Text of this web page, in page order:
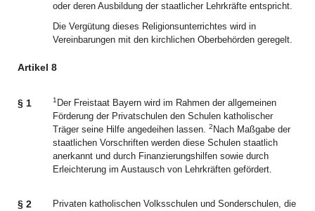
oder deren Ausbildung der staatlicher Lehrkräfte entspricht.
Die Vergütung dieses Religionsunterrichtes wird in
Vereinbarungen mit den kirchlichen Oberbehörden geregelt.
Artikel 8
§ 1 1 Der Freistaat Bayern wird im Rahmen der allgemeinen
Förderung der Privatschulen den Schulen katholischer
Träger seine Hilfe angedeihen lassen. 2 Nach Maßgabe der
staatlichen Vorschriften werden diese Schulen staatlich
anerkannt und durch Finanzierungshilfen sowie durch
Erleichterung im Austausch von Lehrkräften gefördert.
§ 2
Privaten katholischen Volksschulen und Sonderschulen, die